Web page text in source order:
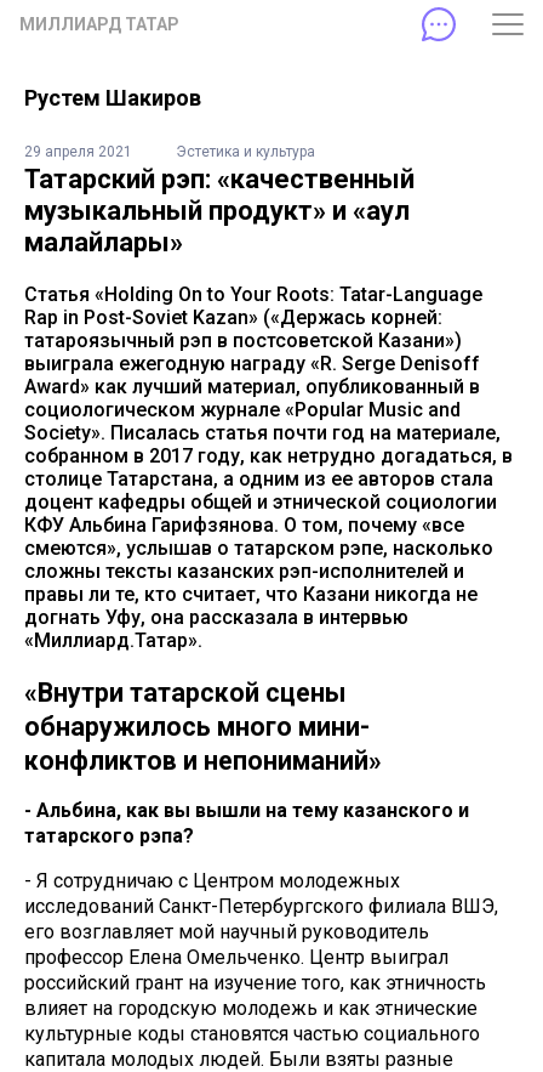
МИЛЛИАРД ТАТАР
Рустем Шакиров
29 апреля 2021 Эстетика и культура
Татарский рэп: «качественный
музыкальный продукт» и «аул
малайлары»
Статья «Holding On to Your Roots: Tatar-Language
Rap in Post-Soviet Kazan» («Держась корней:
татароязычный рэп в постсоветской Казани»)
выиграла ежегодную награду «R. Serge Denisoff
Award» как лучший материал, опубликованный в
социологическом журнале «Popular Music and
Society». Писалась статья почти год на материале,
собранном в 2017 году, как нетрудно догадаться, в
столице Татарстана, а одним из ее авторов стала
доцент кафедры общей и этнической социологии
КФУ Альбина Гарифзянова. О том, почему «все
смеются», услышав о татарском рэпе, насколько
сложны тексты казанских рэп-исполнителей и
правы ли те, кто считает, что Казани никогда не
догнать Уфу, она рассказала в интервью
«Миллиард.Татар».
«Внутри татарской сцены
обнаружилось много мини-
конфликтов и непониманий»
- Альбина, как вы вышли на тему казанского и
татарского рэпа?
- Я сотрудничаю с Центром молодежных
исследований Санкт-Петербургского филиала ВШЭ,
его возглавляет мой научный руководитель
профессор Елена Омельченко. Центр выиграл
российский грант на изучение того, как этничность
влияет на городскую молодежь и как этнические
культурные коды становятся частью социального
капитала молодых людей. Были взяты разные